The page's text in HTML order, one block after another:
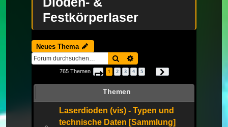
Festkörperlaser
Neues Thema
Suche
765 Themen Seite 1von 26
1 2 3 4 5
Themen
Laserdioden (vis) - Typen und
technische Daten [Sammlung]